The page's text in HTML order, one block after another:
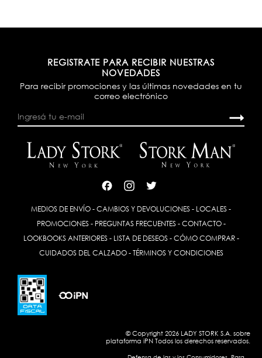
REGISTRATE PARA RECIBIR NUESTRAS
NOVEDADES
Para recibir promociones y las últimas novedades en tu
correo electrónico
MEDIOS DE ENVÍO - CAMBIOS Y DEVOLUCIONES - LOCALES -
PROMOCIONES- PREGUNTAS FRECUENTES- CONTACTO-
LOOKBOOKS ANTERIORES- LISTA DE DESEOS- CÓMO COMPRAR-
CUIDADOS DEL CALZADO- TÉRMINOS Y CONDICIONES
© Copyright 2026 LADY STORK S.A. sobre
plataforma iPN Todos los derechos reservados.
Defensa de las y los Consumidores. Para